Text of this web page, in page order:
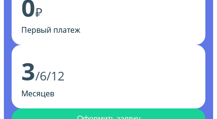
0₽
Первый платеж
3/6/12
Месяцев